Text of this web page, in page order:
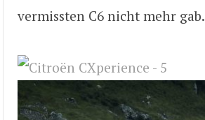
vermissten C6 nicht mehr gab.